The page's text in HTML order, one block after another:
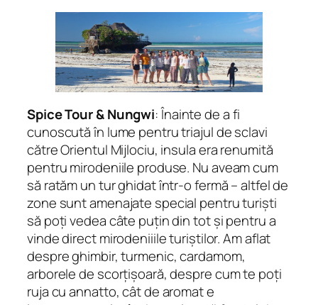
Spice Tour & Nungwi: Înainte de a fi
cunoscută în lume pentru triajul de sclavi
către Orientul Mijlociu, insula era renumită
pentru mirodeniile produse. Nu aveam cum
să ratăm un tur ghidat într-o fermă – altfel de
zone sunt amenajate special pentru turiști
să poți vedea câte puțin din tot și pentru a
vinde direct mirodeniiile turiștilor. Am aflat
despre ghimbir, turmenic, cardamom,
arborele de scorțișoară, despre cum te poți
ruja cu annatto, cât de aromat e